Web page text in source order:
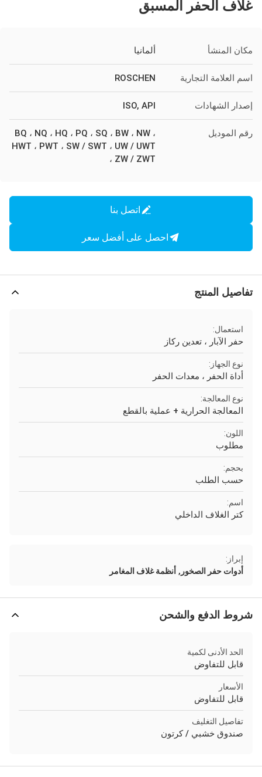
غلاف الحفر المسبق
مكان المنشأ ألمانيا
اسم العلامة التجارية ROSCHEN
إصدار الشهادات ISO, API
رقم الموديل
BQ ، NQ ، HQ ، PQ ، SQ ، BW ، NW ،
HWT ، PWT ، SW / SWT ، UW / UWT
، ZW / ZWT
اتصل بنا
احصل على أفضل سعر
تفاصيل المنتج
استعمال:
حفر الآبار ، تعدين ركاز
نوع الجهاز:
أداة الحفر ، معدات الحفر
نوع المعالجة:
المعالجة الحرارية + عملية بالقطع
اللون:
مطلوب
بحجم:
حسب الطلب
اسم:
كتر الغلاف الداخلي
إبراز:
أدوات حفر الصخور , أنظمة غلاف المغامر
شروط الدفع والشحن
الحد الأدنى لكمية
قابل للتفاوض
الأسعار
قابل للتفاوض
تفاصيل التغليف
صندوق خشبي / كرتون